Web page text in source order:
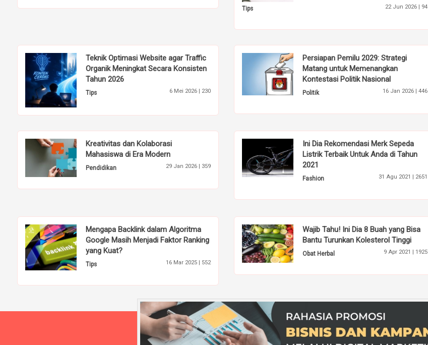
Tips 22 Jun 2026 | 94
Teknik Optimasi Website agar Traffic
Organik Meningkat Secara Konsisten
Tahun 2026
Tips 6 Mei 2026 | 230
Persiapan Pemilu 2029: Strategi
Matang untuk Memenangkan
Kontestasi Politik Nasional
Politik 16 Jan 2026 | 446
Kreativitas dan Kolaborasi
Mahasiswa di Era Modern
Pendidikan 29 Jan 2026 | 359
Ini Dia Rekomendasi Merk Sepeda
Listrik Terbaik Untuk Anda di Tahun
2021
Fashion 31 Agu 2021 | 2651
Mengapa Backlink dalam Algoritma
Google Masih Menjadi Faktor Ranking
yang Kuat?
Tips 16 Mar 2025 | 552
Wajib Tahu! Ini Dia 8 Buah yang Bisa
Bantu Turunkan Kolesterol Tinggi
Obat Herbal 9 Apr 2021 | 1925
Beranda Tentang Kami Disclaimer